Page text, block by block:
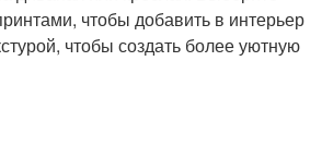
чтобы добавить в интерьер
чтобы создать более уютную